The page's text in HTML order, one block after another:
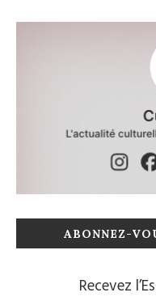
ABONNEZ-
Recevez